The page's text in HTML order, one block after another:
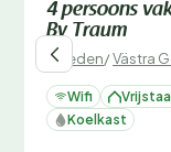
4 persoons
By Traum
Zweden/Västra
Wifi
Koelkast